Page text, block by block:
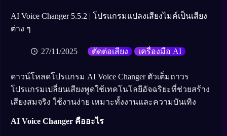
AI Voice Changer 5.5.2 | โปรแกรมแปลงเสียงไมค์เป็นเสียง
ต่าง ๆ
27/11/2025 ตัดต่อเสียง เครื่องมือ AI
ดาวน์โหลดโปรแกรม AI Voice Changer ตัวเต็มถาวร
โปรแกรมเปลี่ยนเสียงพูดใช้เทคโนโลยีอัจฉริยะที่ช่วยสร้าง
เสียงสมจริง ใช้งานง่าย เหมาะทั้งงานและความบันเทิง
AI Voice Changer คืออะไร